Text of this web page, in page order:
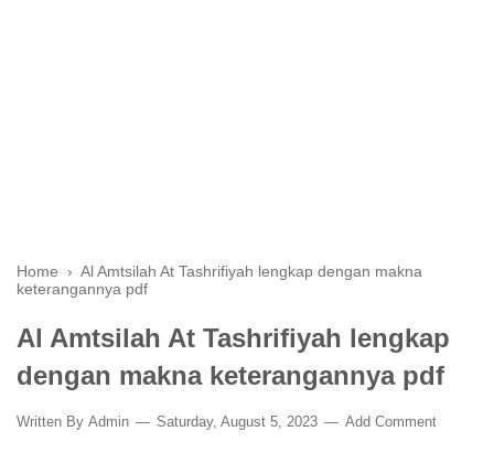
Home › Al Amtsilah At Tashrifiyah lengkap dengan makna
keterangannya pdf
Al Amtsilah At Tashrifiyah lengkap
dengan makna keterangannya pdf
Written By Admin Saturday, August 5, 2023 Add Comment